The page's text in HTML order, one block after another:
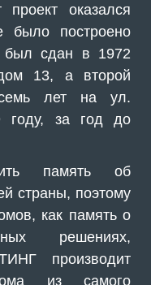
оказался
было построено
был сдан в 1972
13, а второй
лет на ул.
за год до
память об
страны, поэтому
как память о
решениях,
производит
из самого